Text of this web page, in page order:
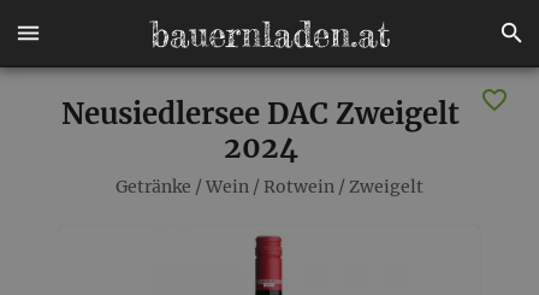
Neusiedlersee DAC Zweigelt
2024
Getränke / Wein / Rotwein / Zweigelt